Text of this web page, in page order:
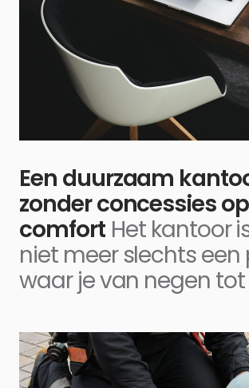
Een duurzaam
zonder concessies op
comfort Het kantoor
niet meer slechts een
waar je van negen tot